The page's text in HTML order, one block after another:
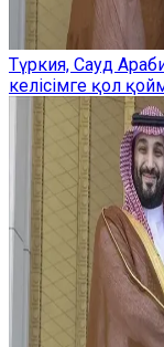
Түркия, Сауд
келісімге қол